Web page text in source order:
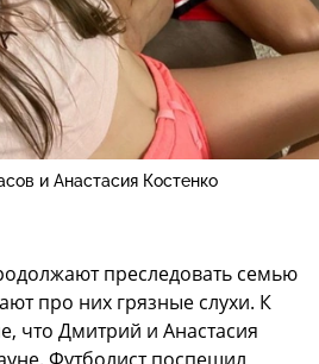
и Анастасия Костенко
преследовать семью
про них грязные слухи. К
что Дмитрий и Анастасия